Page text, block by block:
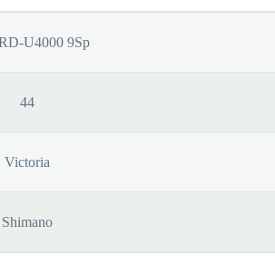
U4000 9Sp
44
Victoria
Shimano